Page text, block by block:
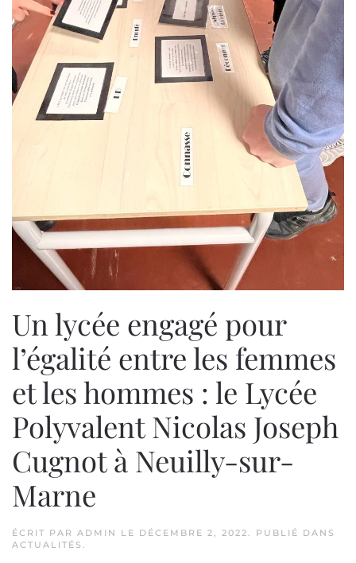
Un lycée engagé pour
l’égalité entre les femmes
et les hommes : le Lycée
Polyvalent Nicolas Joseph
Cugnot à Neuilly-sur-
Marne
ÉCRIT PAR ADMIN LE DÉCEMBRE 2, 2022. PUBLIÉ DANS
ACTUALITÉS .